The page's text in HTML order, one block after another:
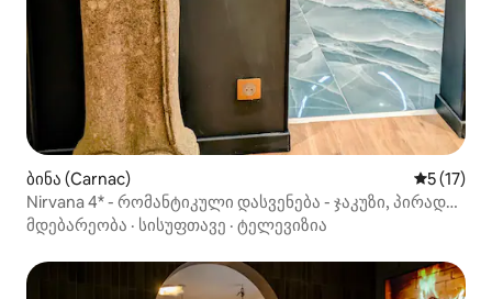
ბინა (Carnac) საშუალო
5 (17)
Nirvana 4* - რომანტიკული დასვენება - ჯაკუზი, პირადი
საუნა
მდებარეობა · სისუფთავე · ტელევიზია